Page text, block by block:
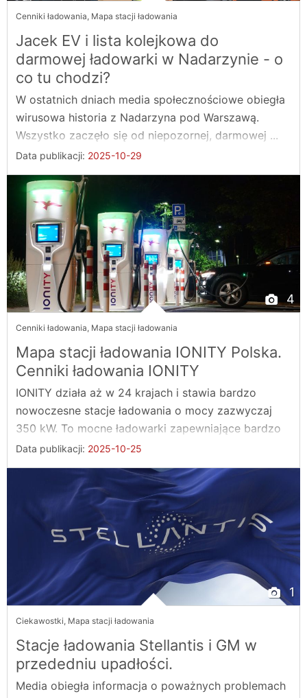
Cenniki ładowania, Mapa stacji ładowania
Jacek EV i lista kolejkowa do
darmowej ładowarki w Nadarzynie - o
co tu chodzi?
W ostatnich dniach media społecznościowe obiegła
wirusowa historia z Nadarzyna pod Warszawą.
Wszystko zaczęło się od niepozornej, darmowej ...
Data publikacji: 2025-10-29
4
Cenniki ładowania, Mapa stacji ładowania
Mapa stacji ładowania IONITY Polska.
Cenniki ładowania IONITY
IONITY działa aż w 24 krajach i stawia bardzo
nowoczesne stacje ładowania o mocy zazwyczaj
350 kW. To mocne ładowarki zapewniające bardzo
...
Data publikacji: 2025-10-25
1
Ciekawostki Mapa stacji ładowania
Stacje ładowania Stellantis i GM w
przededniu upadłości.
Media obiegła informacja o poważnych problemach